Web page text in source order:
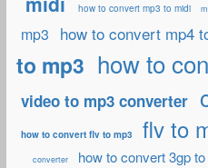
how to convert mp3 to midi
mp3
how to convert mp4
to mp3 how to
video to mp3 converter
how to convert flv to mp3 flv to
converter how to convert 3gp